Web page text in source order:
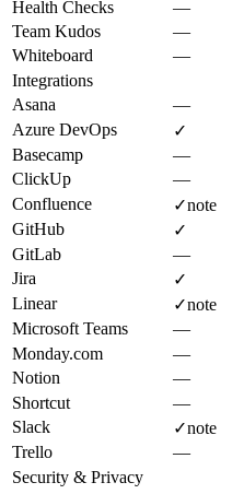
Health Checks —
Team Kudos
—
Whiteboard
—
Integrations
Asana
—
Azure DevOps
✓
Basecamp
—
ClickUp
—
Confluence
✓note
GitHub
✓
GitLab
—
Jira
✓
Linear
✓note
Microsoft Teams
—
Monday.com
—
Notion
—
Shortcut
—
Slack
✓note
Trello
—
Security & Privacy